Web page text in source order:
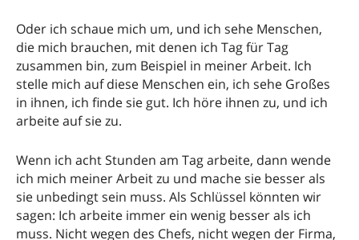
Oder ich schaue mich um, und ich sehe Menschen,
die mich brauchen, mit denen ich Tag für Tag
zusammen bin, zum Beispiel in meiner Arbeit. Ich
stelle mich auf diese Menschen ein, ich sehe Großes
in ihnen, ich finde sie gut. Ich höre ihnen zu, und ich
arbeite auf sie zu.
Wenn ich acht Stunden am Tag arbeite, dann wende
ich mich meiner Arbeit zu und mache sie besser als
sie unbedingt sein muss. Als Schlüssel könnten wir
sagen: Ich arbeite immer ein wenig besser als ich
muss. Nicht wegen des Chefs, nicht wegen der Firma,